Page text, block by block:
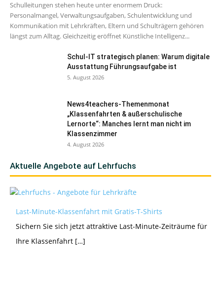
Schulleitungen stehen heute unter enormem Druck:
Personalmangel, Verwaltungsaufgaben, Schulentwicklung und
Kommunikation mit Lehrkräften, Eltern und Schulträgern gehören
längst zum Alltag. Gleichzeitig eröffnet Künstliche Intelligenz...
Schul-IT strategisch planen: Warum digitale
Ausstattung Führungsaufgabe ist
5. August 2026
News4teachers-Themenmonat
„Klassenfahrten & außerschulische
Lernorte“: Manches lernt man nicht im
Klassenzimmer
4. August 2026
Aktuelle Angebote auf Lehrfuchs
Last-Minute-Klassenfahrt mit Gratis-T-Shirts
Sichern Sie sich jetzt attraktive Last-Minute-Zeiträume für
Ihre Klassenfahrt […]